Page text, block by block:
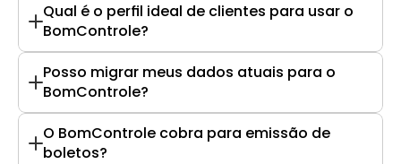
Qual é o perfil ideal de clientes para usar o
BomControle?
Posso migrar meus dados atuais para o
BomControle?
O BomControle cobra para emissão de
boletos?